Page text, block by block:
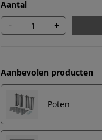
Aantal
- +
Aanbevolen producten
Poten